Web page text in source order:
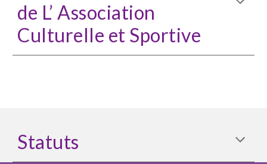
de L’ Association
Culturelle et Sportive
Statuts